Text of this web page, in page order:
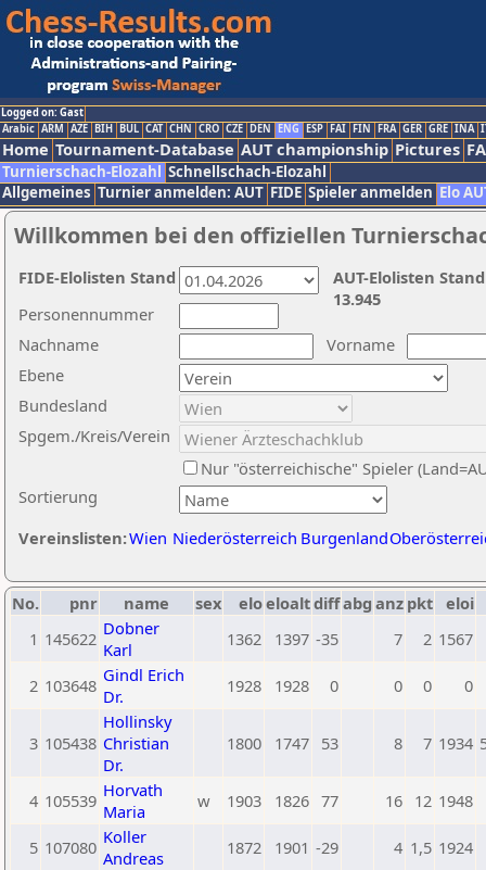
Logged on: Gast
Arabic ARM AZE BIH BUL CAT CHN CRO CZE DEN ENG ESP FAI FIN FRA GER GRE INA
Home Tournament-Database AUT championship Pictures
Turnierschach-Elozahl Schnellschach-Elozahl
Allgemeines Turnier anmelden: AUT FIDE Spieler anmelden Elo
Willkommen bei den offiziellen
Nachname
Vorname
Ebene
Sortierung
Personennummer
Bundesland
Spgem./Kreis/Verein
Nur "österreichische" Spieler
Vereinslisten:Wien Niederösterreich Burgenland
AUT-Elolisten
13.945
FIDE-Elolisten Stand
No. pnr name sex eloeloaltdiffabg anz pkt eloi
1 145622 Dobner
Karl
1362 1397 -35 7 2 1567
2 103648 Gindl Erich
Dr.
1928 1928 0 0 0 0
3 105438
Hollinsky
Christian
Dr.
1800 1747 53 8 7 1934
4 105539 Horvath
Maria
w 1903 1826 77 16 12 1948
5 107080 Koller
Andreas
1872 1901 -29 4 1,5 1924